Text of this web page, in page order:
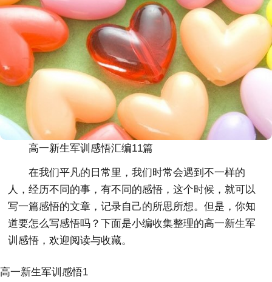
高一新生军训感悟汇编11篇
在我们平凡的日常里，我们时常会遇到不一样的
人，经历不同的事，有不同的感悟，这个时候，就可以
写一篇感悟的文章，记录自己的所思所想。但是，你知
道要怎么写感悟吗？下面是小编收集整理的高一新生军
训感悟，欢迎阅读与收藏。
高一新生军训感悟1